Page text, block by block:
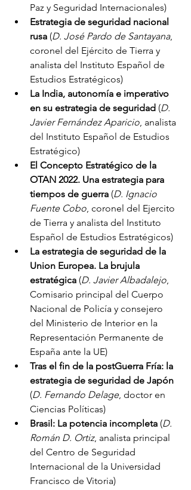
Paz y Seguridad Internacionales)
Estrategia de seguridad nacional
rusa (D. José Pardo de Santayana,
coronel del Ejército de Tierra y
analista del Instituto Español de
Estudios Estratégicos)
La India, autonomía e imperativo
en su estrategia de seguridad (D.
Javier Fernández Aparicio, analista
del Instituto Español de Estudios
Estratégico)
El Concepto Estratégico de la
OTAN 2022. Una estrategia para
tiempos de guerra (D. Ignacio
Fuente Cobo, coronel del Ejercito
de Tierra y analista del Instituto
Español de Estudios Estratégicos)
La estrategia de seguridad de la
Union Europea. La brujula
estratégica (D. Javier Albadalejo,
Comisario principal del Cuerpo
Nacional de Policía y consejero
del Ministerio de Interior en la
Representación Permanente de
España ante la UE)
Tras el fin de la postGuerra Fría: la
estrategia de seguridad de Japón
(D. Fernando Delage, doctor en
Ciencias Políticas)
Brasil: La potencia incompleta (D.
Román D. Ortiz, analista principal
del Centro de Seguridad
Internacional de la Universidad
Francisco de Vitoria)